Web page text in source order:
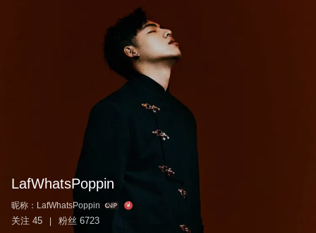
LafWhatsPoppin
昵称： LafWhatsPoppin
关注 45 粉丝 6723